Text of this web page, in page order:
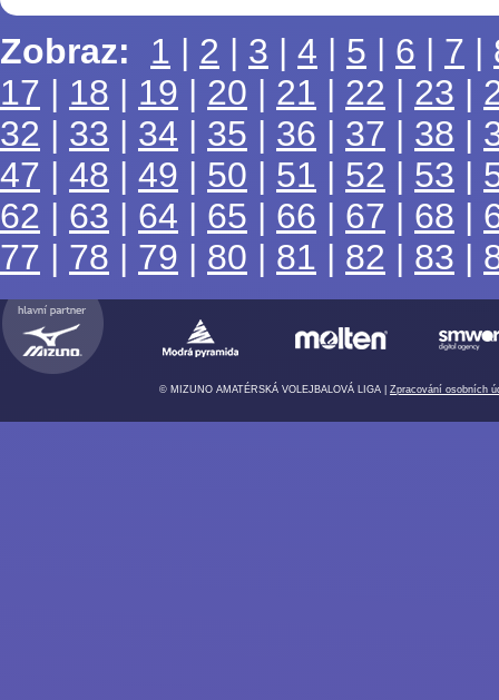
Zobraz:
1 | 2 | 3 | 4 | 5 | 6 | 7 |
17 | 18 | 19 | 20 | 21 | 22 | 23 |
32 | 33 | 34 | 35 | 36 | 37 | 38 |
47 | 48 | 49 | 50 | 51 | 52 | 53 |
62 | 63 | 64 | 65 | 66 | 67 | 68 |
77 | 78 | 79 | 80 | 81 | 82 | 83 |
© MIZUNO AMATÉRSKÁ VOLEJBALOVÁ LIGA | Zpracování osobních